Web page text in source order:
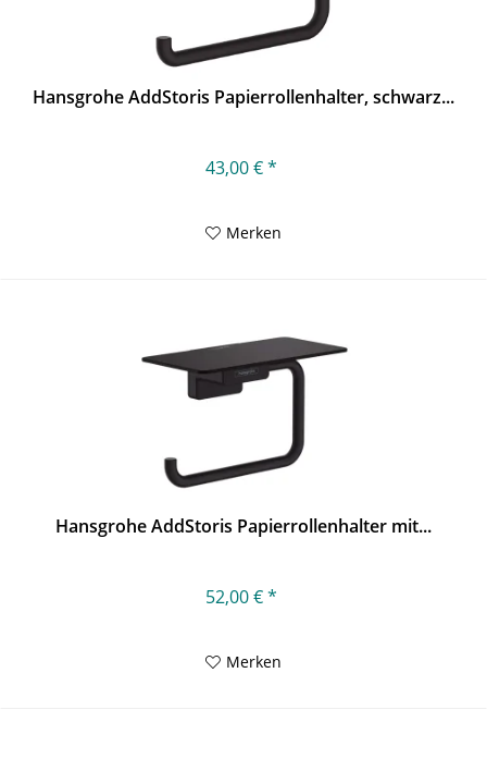
Hansgrohe AddStoris Papierrollenhalter, schwarz...
43,00 € *
Merken
Hansgrohe AddStoris Papierrollenhalter mit...
52,00 € *
Merken